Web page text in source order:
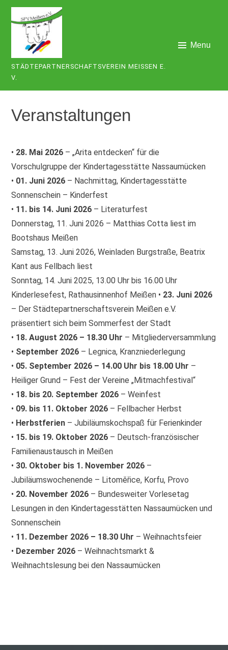
Skip
content
STÄDTEPARTNERSCHAFTSVEREIN MEISSEN E. V
.
Menu
Veranstaltungen
• 28. Mai 2026 – „Arita entdecken“ für die
Vorschulgruppe der Kindertagesstätte Nassaumücken
• 01. Juni 2026 – Nachmittag, Kindertagesstätte
Sonnenschein – Kinderfest
• 11. bis 14. Juni 2026 – Literaturfest
Donnerstag, 11. Juni 2026 – Matthias Cotta liest im
Bootshaus Meißen
Samstag, 13. Juni 2026, Weinladen Burgstraße, Beatrix
Kant aus Fellbach liest
Sonntag, 14. Juni 2025, 13.00 Uhr bis 16.00 Uhr
Kinderlesefest, Rathausinnenhof Meißen • 23. Juni 2026
– Der Städtepartnerschaftsverein Meißen e.V.
präsentiert sich beim Sommerfest der Stadt
• 18. August 2026 – 18.30 Uhr – Mitgliederversammlung
• September 2026 – Legnica, Kranzniederlegung
• 05. September 2026 – 14.00 Uhr bis 18.00 Uhr –
Heiliger Grund – Fest der Vereine „Mitmachfestival“
• 18. bis 20. September 2026 – Weinfest
• 09. bis 11. Oktober 2026 – Fellbacher Herbst
• Herbstferien – Jubiläumskochspaß für Ferienkinder
• 15. bis 19. Oktober 2026 – Deutsch-französischer
Familienaustausch in Meißen
• 30. Oktober bis 1. November 2026 –
Jubiläumswochenende – Litoměřice, Korfu, Provo
• 20. November 2026 – Bundesweiter Vorlesetag
Lesungen in den Kindertagesstätten Nassaumücken und
Sonnenschein
• 11. Dezember 2026 – 18.30 Uhr – Weihnachtsfeier
• Dezember 2026 – Weihnachtsmarkt &
Weihnachtslesung bei den Nassaumücken